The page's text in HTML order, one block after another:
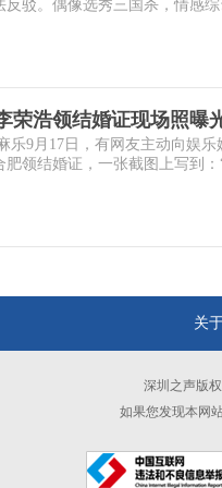
反驳。偶像选秀三国杀，情感
荣浩领结婚证现场照曝
乐9月17日，有网友主动向娱
肥领结婚证，一张截图上写到
关
深圳之声版权
如果您发现本网